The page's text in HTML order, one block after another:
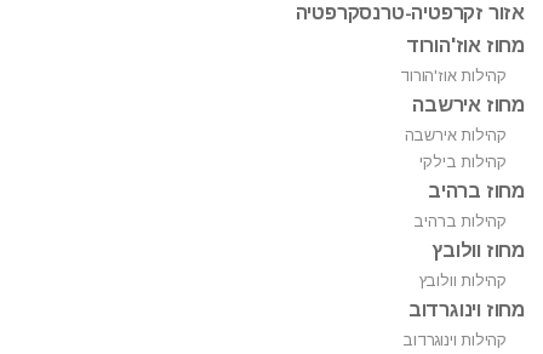
אזור זקרפטיה-טרנסקרפטיה
מחוז אוז'הורוד
קהילות אוז'הורוד
מחוז אירשבה
קהילות אירשבה
קהילות בילקי
מחוז ברהיב
קהילות ברהיב
מחוז וולובץ
קהילות וולובץ
מחוז וינוגרדוב
קהילות וינוגרדוב